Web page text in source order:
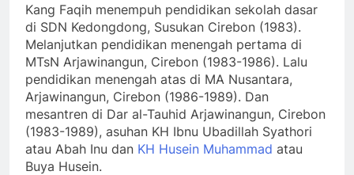
Kang Faqih menempuh pendidikan sekolah dasar
di SDN Kedongdong, Susukan Cirebon (1983).
Melanjutkan pendidikan menengah pertama di
MTsN Arjawinangun, Cirebon (1983-1986). Lalu
pendidikan menengah atas di MA Nusantara,
Arjawinangun, Cirebon (1986-1989). Dan
mesantren di Dar al-Tauhid Arjawinangun, Cirebon
(1983-1989), asuhan KH Ibnu Ubadillah Syathori
atau Abah Inu dan KH Husein Muhammad atau
Buya Husein.